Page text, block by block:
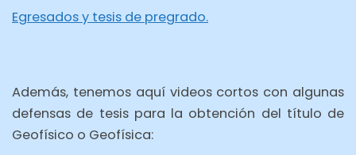
Egresados y tesis de pregrado.
Además, tenemos aquí videos cortos con algunas
defensas de tesis para la obtención del título de
Geofísico o Geofísica: